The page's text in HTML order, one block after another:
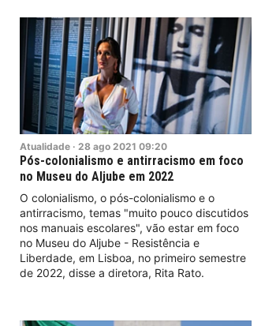
Atualidade · 28 ago 2021 09:20
Pós-colonialismo e antirracismo em foco
no Museu do Aljube em 2022
O colonialismo, o pós-colonialismo e o
antirracismo, temas "muito pouco discutidos
nos manuais escolares", vão estar em foco
no Museu do Aljube - Resistência e
Liberdade, em Lisboa, no primeiro semestre
de 2022, disse a diretora, Rita Rato.